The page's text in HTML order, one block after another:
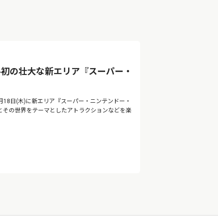
の壮大な新エリア『スーパー・
日(木)に新エリア『スーパー・ニンテンドー・
の世界をテーマとしたアトラクションなどを楽